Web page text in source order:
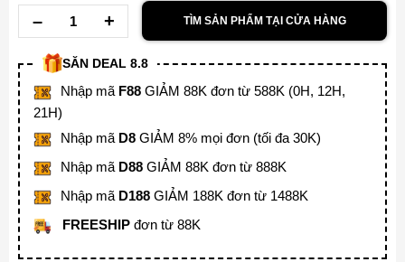
SĂN DEAL 8.8
Nhập mã F88 GIẢM 88K đơn từ 588K (0H, 12H,
21H)
Nhập mã D8 GIẢM 8% mọi đơn (tối đa 30K)
Nhập mã D88 GIẢM 88K đơn từ 888K
Nhập mã D188 GIẢM 188K đơn từ 1488K
FREESHIP đơn từ 88K
TÌM SẢN PHẨM TẠI CỬA HÀNG